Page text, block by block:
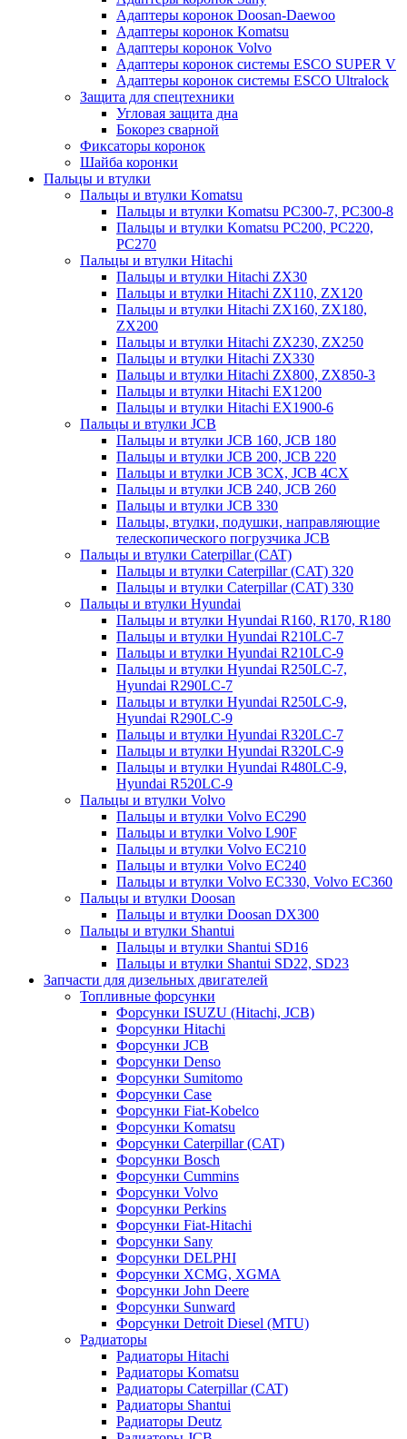
Адаптеры коронок Doosan-Daewoo
Адаптеры коронок Komatsu
Адаптеры коронок Volvo
Адаптеры коронок системы ESCO SUPER V
Адаптеры коронок системы ESCO Ultralock
Защита для спецтехники
Угловая защита дна
Бокорез сварной
Фиксаторы коронок
Шайба коронки
Пальцы и втулки
Пальцы и втулки Komatsu
Пальцы и втулки Komatsu PC300-7, PC300-8
Пальцы и втулки Komatsu PC200, PC220,
PC270
Пальцы и втулки Hitachi
Пальцы и втулки Hitachi ZX30
Пальцы и втулки Hitachi ZX110, ZX120
Пальцы и втулки Hitachi ZX160, ZX180,
ZX200
Пальцы и втулки Hitachi ZX230, ZX250
Пальцы и втулки Hitachi ZX330
Пальцы и втулки Hitachi ZX800, ZX850-3
Пальцы и втулки Hitachi EX1200
Пальцы и втулки Hitachi EX1900-6
Пальцы и втулки JCB
Пальцы и втулки JCB 160, JCB 180
Пальцы и втулки JCB 200, JCB 220
Пальцы и втулки JCB 3CX, JCB 4CX
Пальцы и втулки JCB 240, JCB 260
Пальцы и втулки JCB 330
Пальцы, втулки, подушки, направляющие
телескопического погрузчика JCB
Пальцы и втулки Caterpillar (CAT)
Пальцы и втулки Caterpillar (CAT) 320
Пальцы и втулки Caterpillar (CAT) 330
Пальцы и втулки Hyundai
Пальцы и втулки Hyundai R160, R170, R180
Пальцы и втулки Hyundai R210LC-7
Пальцы и втулки Hyundai R210LC-9
Пальцы и втулки Hyundai R250LC-7,
Hyundai R290LC-7
Пальцы и втулки Hyundai R250LC-9,
Hyundai R290LC-9
Пальцы и втулки Hyundai R320LC-7
Пальцы и втулки Hyundai R320LC-9
Пальцы и втулки Hyundai R480LC-9,
Hyundai R520LC-9
Пальцы и втулки Volvo
Пальцы и втулки Volvo EC290
Пальцы и втулки Volvo L90F
Пальцы и втулки Volvo EC210
Пальцы и втулки Volvo EC240
Пальцы и втулки Volvo EC330, Volvo EC360
Пальцы и втулки Doosan
Пальцы и втулки Doosan DX300
Пальцы и втулки Shantui
Пальцы и втулки Shantui SD16
Пальцы и втулки Shantui SD22, SD23
Запчасти для дизельных двигателей
Топливные форсунки
Форсунки ISUZU (Hitachi, JCB)
Форсунки Hitachi
Форсунки JCB
Форсунки Denso
Форсунки Sumitomo
Форсунки Case
Форсунки Fiat-Kobelco
Форсунки Komatsu
Форсунки Caterpillar (CAT)
Форсунки Bosch
Форсунки Cummins
Форсунки Volvo
Форсунки Perkins
Форсунки Fiat-Hitachi
Форсунки Sany
Форсунки DELPHI
Форсунки XCMG, XGMA
Форсунки John Deere
Форсунки Sunward
Форсунки Detroit Diesel (MTU)
Радиаторы
Радиаторы Hitachi
Радиаторы Komatsu
Радиаторы Caterpillar (CAT)
Радиаторы Shantui
Радиаторы Deutz